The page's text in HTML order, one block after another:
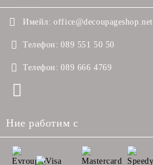
Имейл: office@decoupageshop.net
Телефон: 089 551 50 50
Телефон: 089 666 4769
Ние работим с